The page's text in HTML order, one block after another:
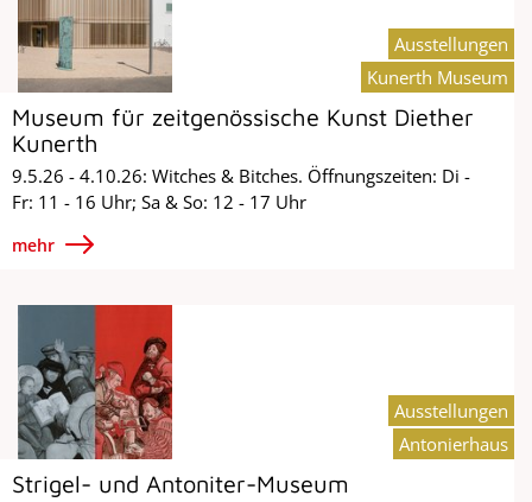
Museum für zeitgenössische Kunst Diether
Kunerth
9.5.26 - 4.10.26: Witches & Bitches. Öffnungszeiten: Di -
Fr: 11 - 16 Uhr; Sa & So: 12 - 17 Uhr
mehr
Ausstellungen
Kunerth Museum
Strigel- und Antoniter-Museum
Ausstellungen
Antonierhaus